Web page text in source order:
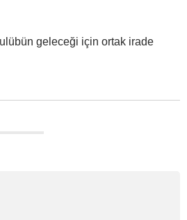
geleceği için ortak irade